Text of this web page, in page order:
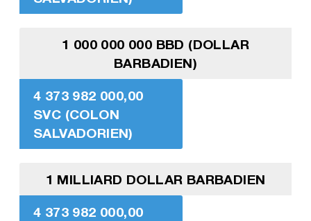
1 000 000 000 BBD (DOLLAR
BARBADIEN)
4 373 982 000,00
SVC (COLON
SALVADORIEN)
1 MILLIARD DOLLAR BARBADIEN
4 373 982 000,00